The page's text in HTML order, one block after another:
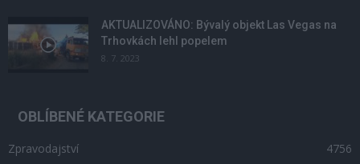
AKTUALIZOVÁNO: Bývalý objekt Las Vegas na
Trhovkách lehl popelem
8. 7. 2023
OBLÍBENÉ KATEGORIE
Zpravodajství
4756